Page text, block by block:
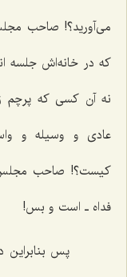
می‌آورید؟! صاحب
که در خانه‌اش جلسه
نه آن کسی که پرچم
عادی و وسیله و
کیست؟! صاحب مجلس
فداه ـ است و بس!
پس بنابراین